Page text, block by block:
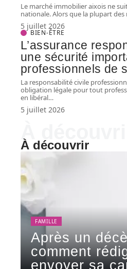
Le marché immobilier aixois ne
nationale. Alors que la plupart
5 juillet 2026
BIEN-ÊTRE
L’assurance
une sécurité
professionnels de
La responsabilité civile
obligation légale pour tout
en libéral…
5 juillet 2026
À découvrir
FAMILLE
Après un
comment
envoyer sa